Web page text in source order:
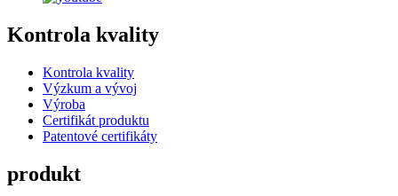
Kontrola kvality
Kontrola kvality
Výzkum a vývoj
Výroba
Certifikát produktu
Patentové certifikáty
produkt